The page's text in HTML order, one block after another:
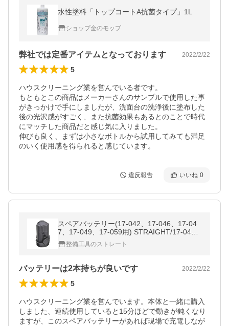
水性塗料「トップコートA抗菌タイプ」1L
ショップ金のモップ
弊社では定番アイテムとなっております 2022/2/22
5
ハウスクリーニング業を営んでいる者です。
もともとこの商品はメーカーさんのサンプルで使用した事
がきっかけで手にしましたが、洗面台の洗浄後に塗布した
後の光沢感がすごく、また抗菌効果もあるとのことで時代
にマッチした商品だと感じ気に入りました。
伸びも良く、まずは小さなボトルから試用してみても満足
のいく使用感を得られると感じています。
違反報告 いいね 0
スペアバッテリー(17-042、17-046、17-04
7、17-049、17-059用) STRAIGHT/17-0402
(STRAIGHT/ストレート)
整備工具のストレート
バッテリーは2本持ちが良いです 2022/2/22
5
ハウスクリーニング業を営んでいます。本体と一緒に購入
しました、連続使用していると15分ほどで動きが鈍くなり
ますが、このスペアバッテリーがあれば現場で充電しなが